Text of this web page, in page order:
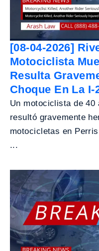
[08-04-2026]
Motociclista
Resulta
Choque En La
Un motociclista de
resultó gravemente
motocicletas en
...